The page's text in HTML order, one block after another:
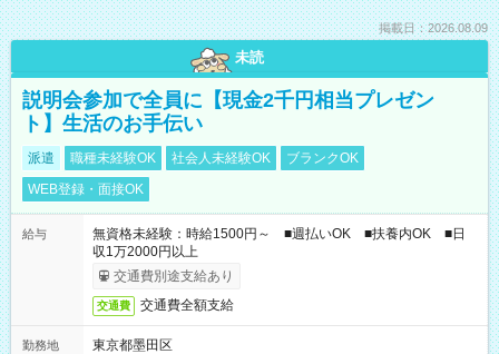
掲載日：2026.08.09
未読
説明会参加で全員に【現金2千円相当プレゼン
ト】生活のお手伝い
派遣 職種未経験OK 社会人未経験OK
ブランクOK
WEB登録・面接OK
給与
無資格未経験：時給1500円～ ■週払いOK ■扶養内OK ■日
収1万2000円以上
交通費別途支給あり
交通費 交通費全額支給
勤務地
東京都墨田区